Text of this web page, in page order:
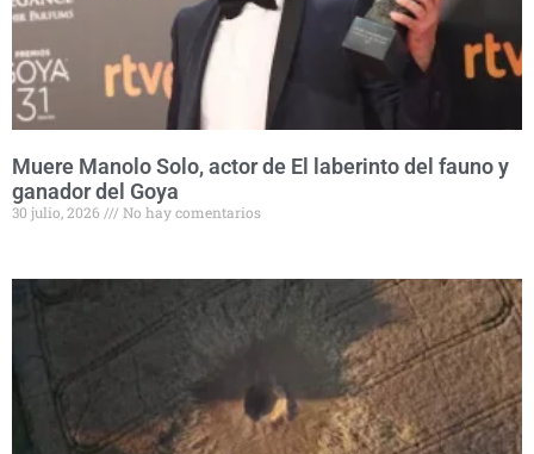
Muere Manolo Solo, actor de El laberinto del fauno y
ganador del Goya
30 julio, 2026 No hay comentarios